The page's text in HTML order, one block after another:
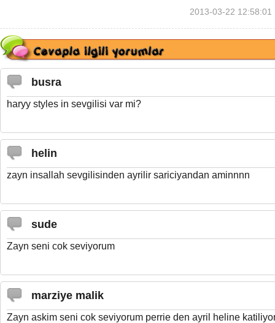
2013-03-22 12:58:01
busra
haryy styles in sevgilisi var mi?
helin
zayn insallah sevgilisinden ayrilir sariciyandan aminnnn
sude
Zayn seni cok seviyorum
marziye malik
Zayn askim seni cok seviyorum perrie den ayril heline